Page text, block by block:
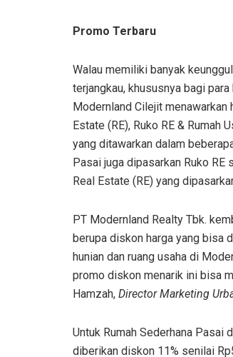
Promo Terbaru
Walau memiliki banyak
terjangkau, khususnya bagi
Modernland Cilejit menawarkan
Estate (RE), Ruko RE & Rumah
yang ditawarkan dalam
Pasai juga dipasarkan Ruko RE
Real Estate (RE) yang
PT Modernland Realty Tbk.
berupa diskon harga yang bisa
hunian dan ruang usaha di
promo diskon menarik ini bisa
Hamzah, Director Marketing
Untuk Rumah Sederhana Pasai
diberikan diskon 11% senilai